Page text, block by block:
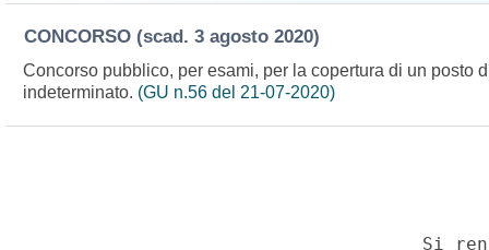
CONCORSO (scad. 3 agosto 2020)
Concorso pubblico, per esami, per la copertura di un posto
indeterminato. (GU n.56 del 21-07-2020)